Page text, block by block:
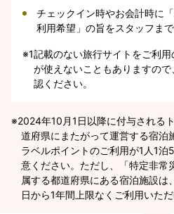
チェックイン時やお会計時に
利用希望」の旨をスタッフまで
※1記載のない旅行サイトをご利
が使えないこともありますの
認ください。
2024年10月1日以降に付与される
道府県にまたがって運営する宿泊
ラベルポイントのご利用が1人1
意ください。ただし、「特定非常
属する都道府県にある宿泊施設は
日から1年間上限なくご利用いただ